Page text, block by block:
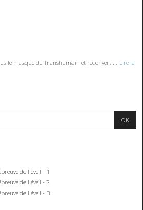
le masque du Transhumain et reconverti...
Lire la
de l'éveil - 1
de l'éveil - 2
de l'éveil - 3